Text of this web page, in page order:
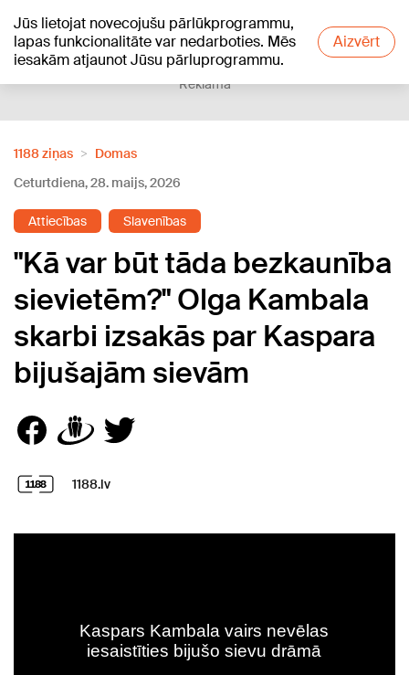
Jūs lietojat novecojušu pārlūkprogrammu,
lapas funkcionalitāte var nedarboties. Mēs
iesakām atjaunot Jūsu pārluprogrammu.
Aizvērt
+18°C
Reklāma
1188 ziņas
Domas
Ceturtdiena, 28. maijs, 2026
Attiecības Slavenības
"Kā var būt tāda bezkaunība
sievietēm?" Olga Kambala
skarbi izsakās par Kaspara
bijušajām sievām
1188.lv